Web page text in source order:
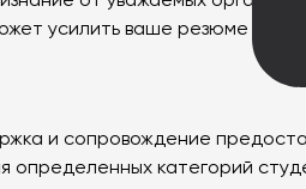
усилить ваше резюме и
и сопровождение
определенных категорий